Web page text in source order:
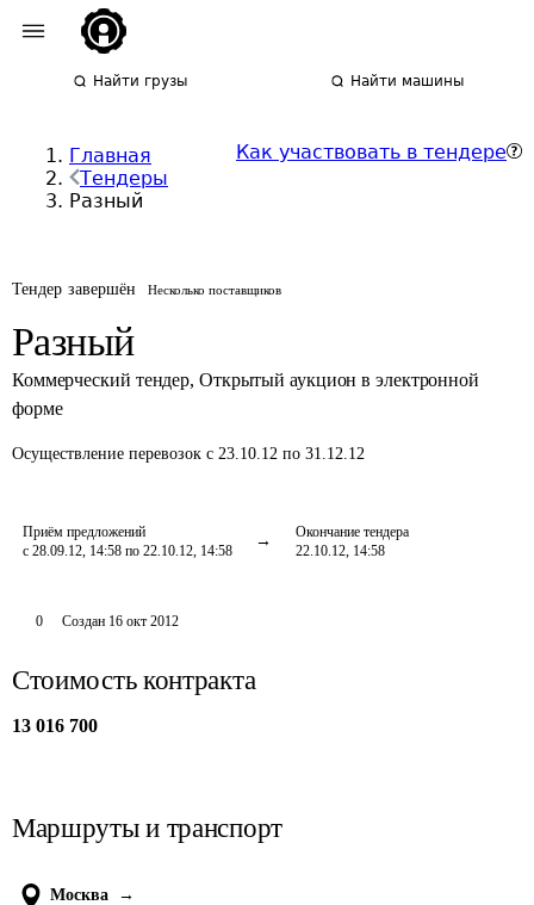
Найти грузы Найти машины
Главная
Тендеры
Разный
Как участвовать в тендере
Тендер завершён Несколько поставщиков
Разный
Коммерческий тендер, Открытый аукцион в электронной
форме
Осуществление перевозок с 23.10.12 по 31.12.12
Приём предложений
с 28.09.12, 14:58 по 22.10.12, 14:58
Окончание тендера
22.10.12, 14:58
0 Создан 16 окт 2012
Стоимость контракта
13 016 700
Маршруты и транспорт
Москва →